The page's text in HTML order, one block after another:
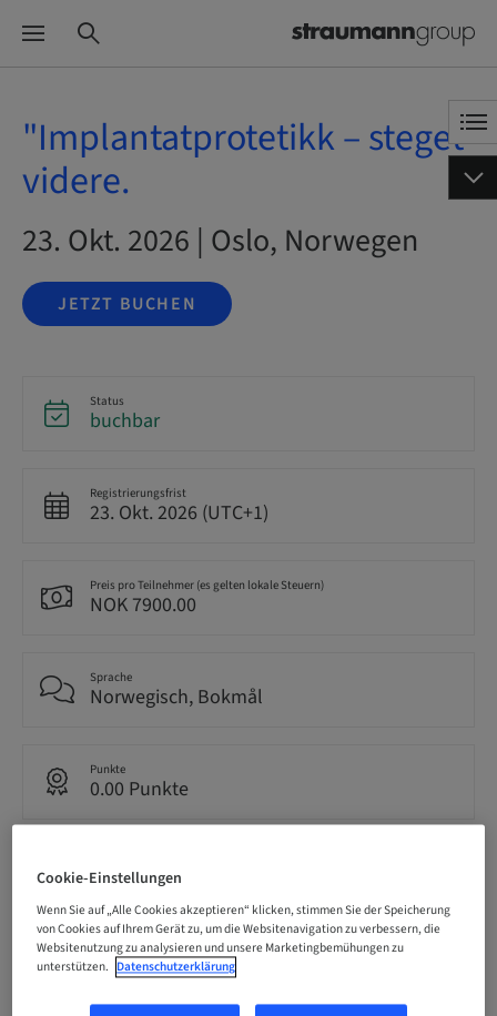
"Implantatprotetikk – steget
videre.
23. Okt. 2026 | Oslo, Norwegen
JETZT BUCHEN
Status
buchbar
Registrierungsfrist
23. Okt. 2026 (UTC+1)
Preis pro Teilnehmer (es gelten lokale Steuern)
NOK 7900.00
Sprache
Norwegisch, Bokmål
Punkte
0.00 Punkte
Theorie-Kurs
Zielgruppe
national
Cookie-Einstellungen
Wenn Sie auf „Alle Cookies akzeptieren“ klicken, stimmen Sie der Speicherung
von Cookies auf Ihrem Gerät zu, um die Websitenavigation zu verbessern, die
Websitenutzung zu analysieren und unsere Marketingbemühungen zu
unterstützen. Datenschutzerklärung